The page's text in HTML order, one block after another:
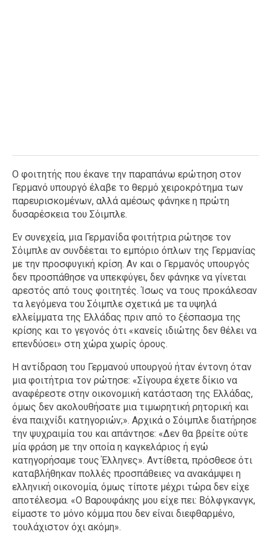
Ο φοιτητής που έκανε την παραπάνω ερώτηση στον
Γερμανό υπουργό έλαβε το θερμό χειροκρότημα των
παρευρισκομένων, αλλά αμέσως φάνηκε η πρώτη
δυσαρέσκεια του Σόιμπλε.
Εν συνεχεία, μια Γερμανίδα φοιτήτρια ρώτησε τον
Σόιμπλε αν συνδέεται το εμπόριο όπλων της Γερμανίας
με την προσφυγική κρίση. Αν και ο Γερμανός υπουργός
δεν προσπάθησε να υπεκφύγει, δεν φάνηκε να γίνεται
αρεστός από τους φοιτητές. Ίσως να τους προκάλεσαν
τα λεγόμενα του Σόιμπλε σχετικά με τα υψηλά
ελλείμματα της Ελλάδας πριν από το ξέσπασμα της
κρίσης και το γεγονός ότι «κανείς ιδιώτης δεν θέλει να
επενδύσει» στη χώρα χωρίς όρους.
Η αντίδραση του Γερμανού υπουργού ήταν έντονη όταν
μια φοιτήτρια τον ρώτησε: «Σίγουρα έχετε δίκιο να
αναφέρεστε στην οικονομική κατάσταση της Ελλάδας,
όμως δεν ακολουθήσατε μια τιμωρητική ρητορική και
ένα παιχνίδι κατηγοριών;». Αρχικά ο Σόιμπλε διατήρησε
την ψυχραιμία του και απάντησε: «Δεν θα βρείτε ούτε
μία φράση με την οποία η καγκελάριος ή εγώ
κατηγορήσαμε τους Έλληνες». Αντίθετα, πρόσθεσε ότι
καταβλήθηκαν πολλές προσπάθειες να ανακάμψει η
ελληνική οικονομία, όμως τίποτε μέχρι τώρα δεν είχε
αποτέλεσμα. «Ο Βαρουφάκης μου είχε πει: Βόλφγκανγκ,
είμαστε το μόνο κόμμα που δεν είναι διεφθαρμένο,
τουλάχιστον όχι ακόμη».